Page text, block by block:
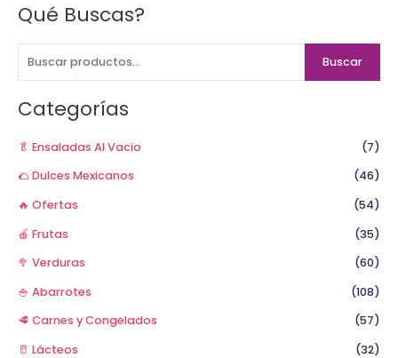
Qué Buscas?
B
c
a
p
Buscar
Categorías
🥬 Ensaladas Al Vacio
(7)
🌮 Dulces Mexicanos
(46)
🔥 Ofertas
(54)
🍎 Frutas
(35)
🥦 Verduras
(60)
🍚 Abarrotes
(108)
🥩 Carnes y Congelados
(57)
🥛 Lácteos
(32)